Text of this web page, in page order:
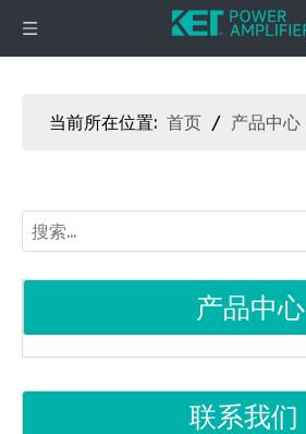
当前所在位置: 首页 / 产品中心
产品中心
联系我们